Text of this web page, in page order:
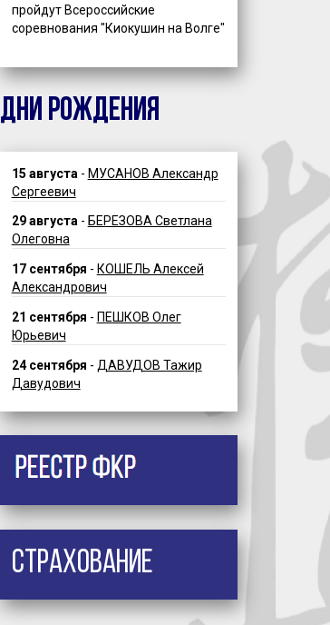
пройдут Всероссийские
соревнования "Киокушин на Волге"
ДНИ РОЖДЕНИЯ
15 августа - МУСАНОВ Александр
Сергеевич
29 августа- БЕРЕЗОВА Светлана
Олеговна
17 сентября - КОШЕЛЬ Алексей
Александрович
21 сентября - ПЕШКОВ Олег
Юрьевич
24 сентября - ДАВУДОВ Тажир
Давудович
Страхование